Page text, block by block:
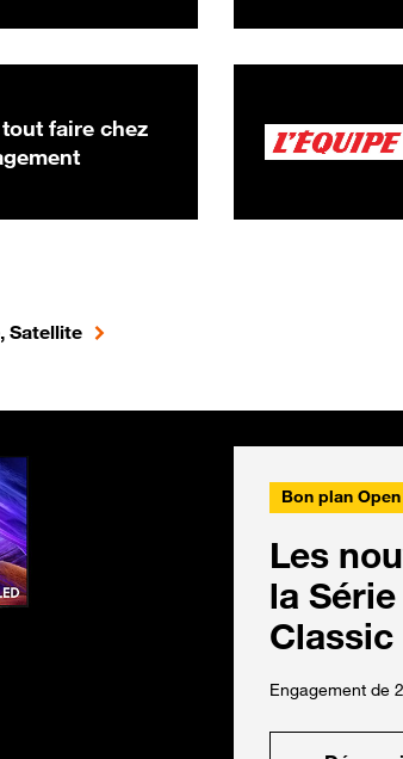
faire chez
Satellite
Bon plan Open
Les
la
Classic
Engagement de